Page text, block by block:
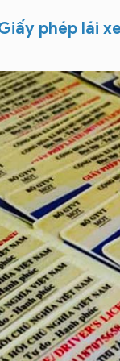
phép lái